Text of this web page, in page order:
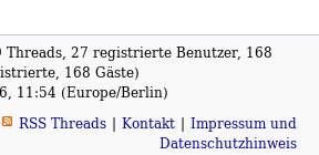
27 registrierte Benutzer, 168
168 Gäste)
11:54 (Europe/Berlin)
RSS Threads Kontakt
Impressum und
Datenschutzhinweis